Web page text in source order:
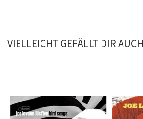
VIELLEICHT GEFÄLLT DIR AUCH